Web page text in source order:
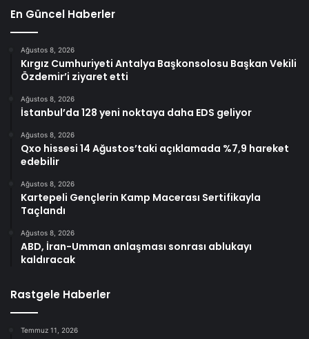
En Güncel Haberler
Ağustos 8, 2026
Kırgız Cumhuriyeti Antalya Başkonsolosu Başkan Vekili
Özdemir’i ziyaret etti
Ağustos 8, 2026
İstanbul’da 128 yeni noktaya daha EDS geliyor
Ağustos 8, 2026
Qxo hissesi 14 Ağustos’taki açıklamada %7,9 hareket
edebilir
Ağustos 8, 2026
Kartepeli Gençlerin Kamp Macerası Sertifikayla
Taçlandı
Ağustos 8, 2026
ABD, İran-Umman anlaşması sonrası ablukayı
kaldıracak
Rastgele Haberler
Temmuz 11, 2026